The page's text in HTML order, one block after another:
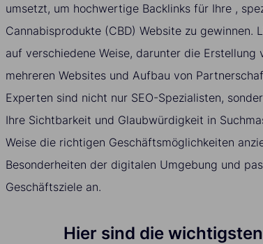
umsetzt, um hochwertige Backlinks für Ihre ,
Cannabisprodukte (CBD) Website zu gewinnen.
auf verschiedene Weise, darunter die Erstellung
mehreren Websites und Aufbau von
Experten sind nicht nur SEO-Spezialisten,
Ihre Sichtbarkeit und Glaubwürdigkeit in
Weise die richtigen Geschäftsmöglichkeiten
Besonderheiten der digitalen Umgebung und
Geschäftsziele an.
Hier sind die